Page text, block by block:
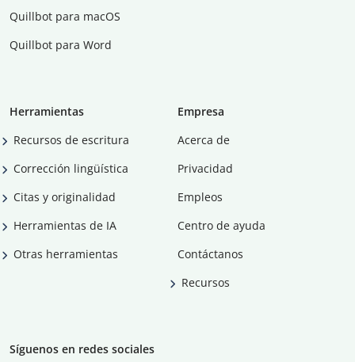
Quillbot para macOS
Quillbot para Word
Herramientas
Recursos de escritura
Corrección lingüística
Citas y originalidad
Herramientas de IA
Otras herramientas
Empresa
Acerca de
Privacidad
Empleos
Centro de ayuda
Contáctanos
Recursos
Síguenos en redes sociales